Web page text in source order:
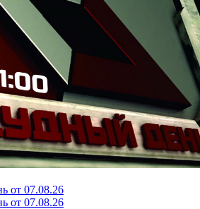
от 07.08.26
от 07.08.26